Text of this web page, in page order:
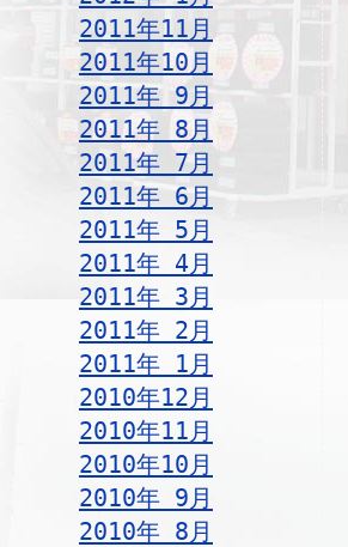
2011年11月
2011年10月
2011年 9月
2011年 8月
2011年 7月
2011年 6月
2011年 5月
2011年 4月
2011年 3月
2011年 2月
2011年 1月
2010年12月
2010年11月
2010年10月
2010年 9月
2010年 8月